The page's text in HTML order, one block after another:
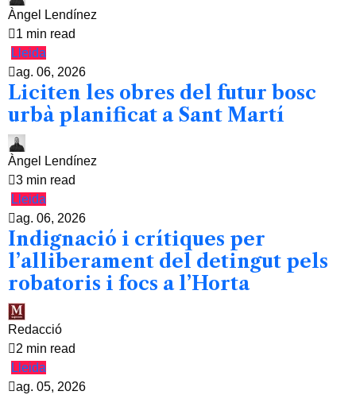
Àngel Lendínez
1 min read
Lleida
ag. 06, 2026
Liciten les obres del futur bosc
urbà planificat a Sant Martí
Àngel Lendínez
3 min read
Lleida
ag. 06, 2026
Indignació i crítiques per
l’alliberament del detingut pels
robatoris i focs a l’Horta
Redacció
2 min read
Lleida
ag. 05, 2026